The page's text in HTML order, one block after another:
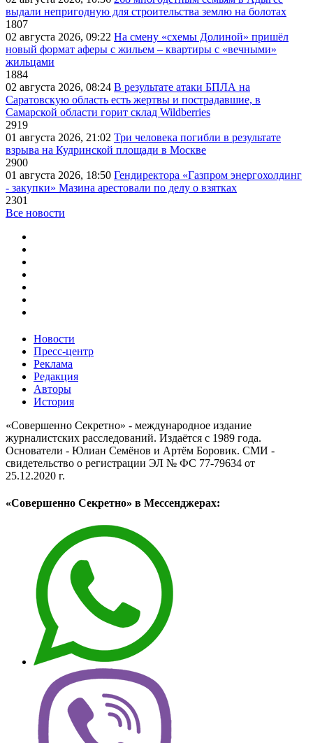
выдали непригодную для строительства землю на болотах
1807
02 августа 2026, 09:22 На смену «схемы Долиной» пришёл
новый формат аферы с жильем – квартиры с «вечными»
жильцами
1884
02 августа 2026, 08:24 В результате атаки БПЛА на
Саратовскую область есть жертвы и пострадавшие, в
Самарской области горит склад Wildberries
2919
01 августа 2026, 21:02 Три человека погибли в результате
взрыва на Кудринской площади в Москве
2900
01 августа 2026, 18:50 Гендиректора «Газпром энергохолдинг
- закупки» Мазина арестовали по делу о взятках
2301
Все новости
Новости
Пресс-центр
Реклама
Редакция
Авторы
История
«Совершенно Секретно» - международное издание
журналистских расследований. Издаётся с 1989 года.
Основатели - Юлиан Семёнов и Артём Боровик. CМИ -
свидетельство о регистрации ЭЛ № ФС 77-79634 от
25.12.2020 г.
«Совершенно Секретно» в Мессенджерах: